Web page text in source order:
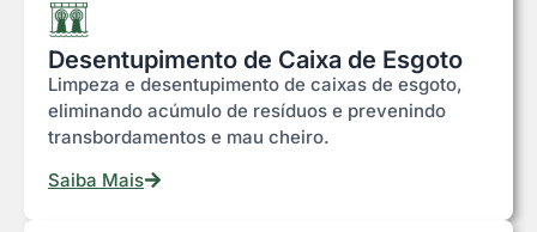
Desentupimento de Caixa de Esgoto
Limpeza e desentupimento de caixas de esgoto,
eliminando acúmulo de resíduos e prevenindo
transbordamentos e mau cheiro.
Saiba Mais